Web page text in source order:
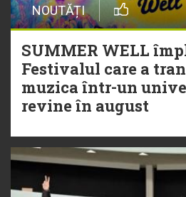
NOUTĂȚI
SUMMER WELL
Festivalul care a
muzica într-un
revine în august